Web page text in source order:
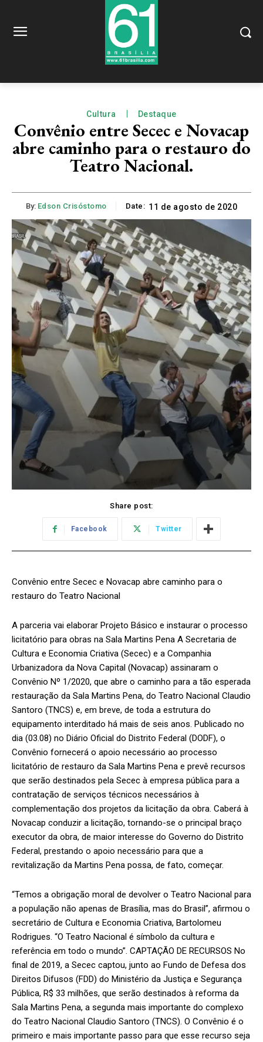
Cultura Destaque
Convênio entre Secec e Novacap
abre caminho para o restauro do
Teatro Nacional.
By: Edson Crisóstomo Date: 11 de agosto de 2020
Share post:
Facebook Twitter
Convênio entre Secec e Novacap abre caminho para o
restauro do Teatro Nacional
A parceria vai elaborar Projeto Básico e instaurar o processo
licitatório para obras na Sala Martins Pena A Secretaria de
Cultura e Economia Criativa (Secec) e a Companhia
Urbanizadora da Nova Capital (Novacap) assinaram o
Convênio Nº 1/2020, que abre o caminho para a tão esperada
restauração da Sala Martins Pena, do Teatro Nacional Claudio
Santoro (TNCS) e, em breve, de toda a estrutura do
equipamento interditado há mais de seis anos. Publicado no
dia (03.08) no Diário Oficial do Distrito Federal (DODF), o
Convênio fornecerá o apoio necessário ao processo
licitatório de restauro da Sala Martins Pena e prevê recursos
que serão destinados pela Secec à empresa pública para a
contratação de serviços técnicos necessários à
complementação dos projetos da licitação da obra. Caberá à
Novacap conduzir a licitação, tornando-se o principal braço
executor da obra, de maior interesse do Governo do Distrito
Federal, prestando o apoio necessário para que a
revitalização da Martins Pena possa, de fato, começar.
“Temos a obrigação moral de devolver o Teatro Nacional para
a população não apenas de Brasília, mas do Brasil”, afirmou o
secretário de Cultura e Economia Criativa, Bartolomeu
Rodrigues. “O Teatro Nacional é símbolo da cultura e
referência em todo o mundo”. CAPTAÇÃO DE RECURSOS No
final de 2019, a Secec captou, junto ao Fundo de Defesa dos
Direitos Difusos (FDD) do Ministério da Justiça e Segurança
Pública, R$ 33 milhões, que serão destinados à reforma da
Sala Martins Pena, a segunda mais importante do complexo
do Teatro Nacional Claudio Santoro (TNCS). O Convênio é o
primeiro e mais importante passo para que esse recurso seja